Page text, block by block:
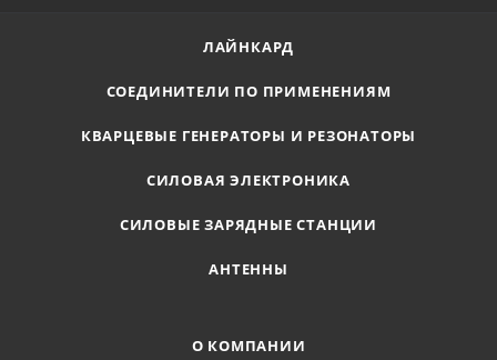
ЛАЙНКАРД
СОЕДИНИТЕЛИ ПО ПРИМЕНЕНИЯМ
КВАРЦЕВЫЕ ГЕНЕРАТОРЫ И РЕЗОНАТОРЫ
СИЛОВАЯ ЭЛЕКТРОНИКА
СИЛОВЫЕ ЗАРЯДНЫЕ СТАНЦИИ
АНТЕННЫ
О КОМПАНИИ